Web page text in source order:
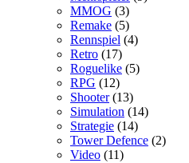
MMOG (3)
Remake (5)
Rennspiel (4)
Retro (17)
Roguelike (5)
RPG (12)
Shooter(13)
Simulation (14)
Strategie (14)
Tower Defence (2)
Video (11)